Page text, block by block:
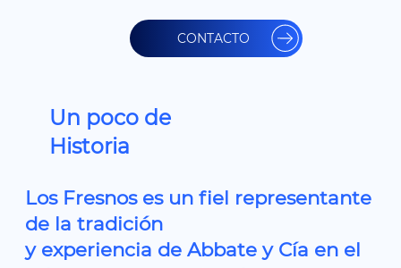
CONTACTO
Un poco de
Historia
Los Fresnos es un fiel representante
de la tradición
y experiencia de Abbate y Cía en el